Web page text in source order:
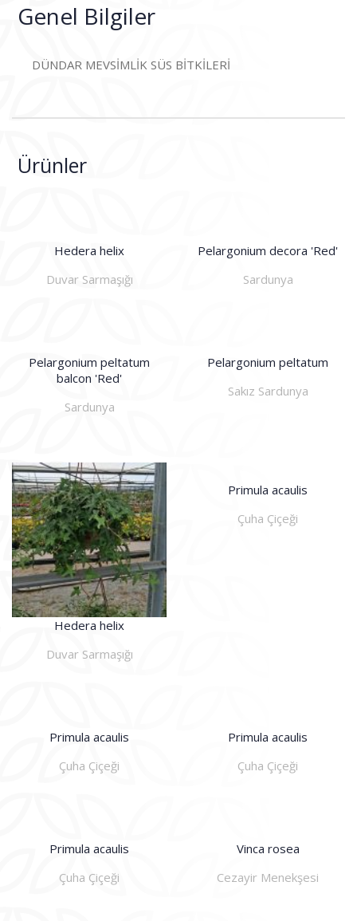
Genel Bilgiler
DÜNDAR MEVSİMLİK SÜS BİTKİLERİ
Ürünler
Hedera helix
Duvar Sarmaşığı
Pelargonium decora 'Red'
Sardunya
Pelargonium peltatum
balcon 'Red'
Sardunya
Pelargonium peltatum
Sakız Sardunya
Hedera helix
Duvar Sarmaşığı
Primula acaulis
Çuha Çiçeği
Primula acaulis
Çuha Çiçeği
Primula acaulis
Çuha Çiçeği
Primula acaulis
Çuha Çiçeği
Vinca rosea
Cezayir Menekşesi